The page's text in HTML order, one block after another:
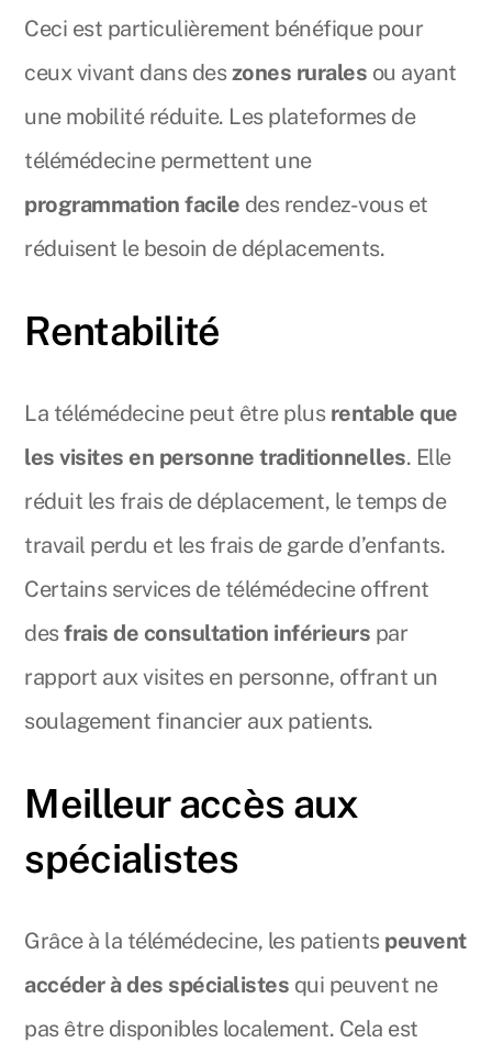
Ceci est particulièrement bénéfique pour
ceux vivant dans deszones rurales ou ayant
une mobilité réduite. Les plateformes de
télémédecine permettent une
programmation facile des rendez-vous et
réduisent le besoin de déplacements.
Rentabilité
La télémédecine peut être plus rentable que
les visites en personne traditionnelles. Elle
réduit les frais de déplacement, le temps de
travail perdu et les frais de garde d’enfants.
Certains services de télémédecine offrent
desfrais de consultation inférieurs par
rapport aux visites en personne, offrant un
soulagement financier aux patients.
Meilleur accès aux
spécialistes
Grâce à la télémédecine, les patients peuvent
accéder à des spécialistes qui peuvent ne
pas être disponibles localement. Cela est